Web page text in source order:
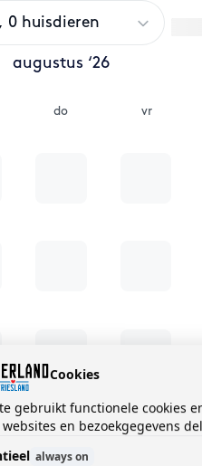
0 huisdieren
augustus ‘26
do vr
Cookies
gebruikt functionele cookies
en bezoekgegevens
always on